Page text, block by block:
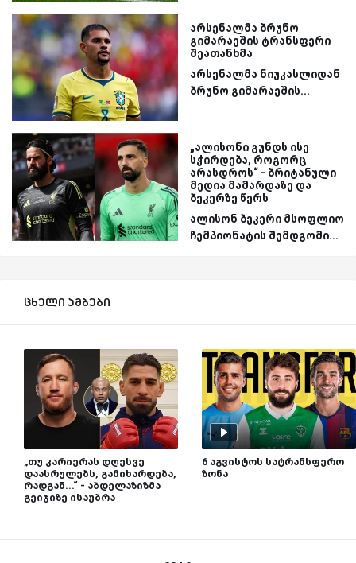
არსენალმა ბრუნო
გიმარაეშის ტრანსფერი
შეათანხმა
არსენალმა ნიუკასლიდან
ბრუნო გიმარაეშის...
„ალისონი გუნდს ისე
სჭირდება, როგორც
არასდროს“ - ბრიტანული
მედია მამარდაზე და
ბეკერზე წერს
ალისონ ბეკერი მსოფლიო
ჩემპიონატის შემდგომი...
ცხელი ამბები
„თუ კარიერას დღესვე
დაასრულებს, გამიხარდება,
რადგან...“ - აბდელაზიზმა
გეიჯიზე ისაუბრა
6 აგვისტოს სატრანსფერო
ზონა